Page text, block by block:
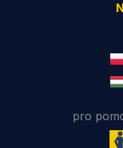
pro